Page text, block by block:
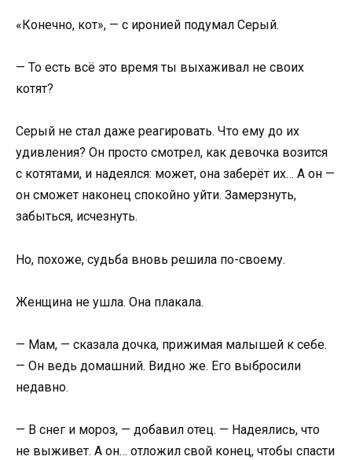
«Конечно, кот», — с иронией подумал Серый.
— То есть всё это время ты выхаживал не своих
котят?
Серый не стал даже реагировать. Что ему до их
удивления? Он просто смотрел, как девочка возится
с котятами, и надеялся: может, она заберёт их… А он —
он сможет наконец спокойно уйти. Замерзнуть,
забыться, исчезнуть.
Но, похоже, судьба вновь решила по-своему.
Женщина не ушла. Она плакала.
— Мам, — сказала дочка, прижимая малышей к себе.
— Он ведь домашний. Видно же. Его выбросили
недавно.
— В снег и мороз, — добавил отец. — Надеялись, что
не выживет. А он… отложил свой конец, чтобы спасти